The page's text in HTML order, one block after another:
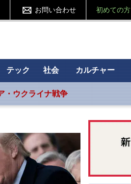
お問い合わせ 初めての方
テック 社会 カルチャー
・ウクライナ戦争